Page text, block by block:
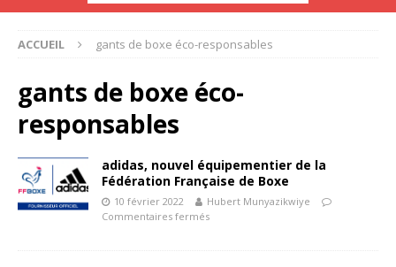
ACCUEIL gants de boxe éco-responsables
gants de boxe éco-
responsables
adidas, nouvel équipementier de la
Fédération Française de Boxe
10 février 2022
Hubert Munyazikwiye
Commentaires fermés